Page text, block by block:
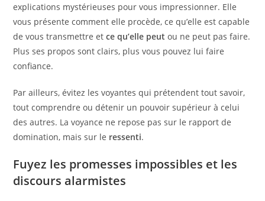
explications mystérieuses pour vous impressionner. Elle
vous présente comment elle procède, ce qu’elle est capable
de vous transmettre etce qu’elle peut ou ne peut pas faire.
Plus ses propos sont clairs, plus vous pouvez lui faire
confiance.
Par ailleurs, évitez les voyantes qui prétendent tout savoir,
tout comprendre ou détenir un pouvoir supérieur à celui
des autres. La voyance ne repose pas sur le rapport de
domination, mais sur le ressenti.
Fuyez les promesses impossibles et les
discours alarmistes